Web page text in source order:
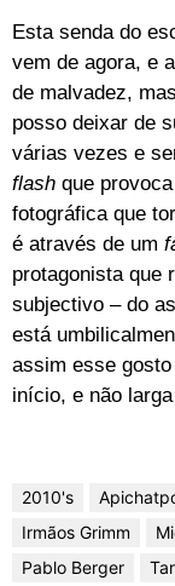
Esta senda do
vem de agora, e
de malvadez,
posso deixar de
várias vezes e
flash que
fotográfica que
é através de um
protagonista que
subjectivo – do
está
assim esse
início, e não
2010's
Irmãos Grimm
Pablo Berger